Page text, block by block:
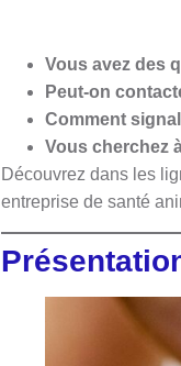
Vous avez des
Peut-on
Comment
Vous cherchez
Découvrez dans les
entreprise de santé